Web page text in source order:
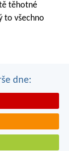
těhotné
to všechno
dne: